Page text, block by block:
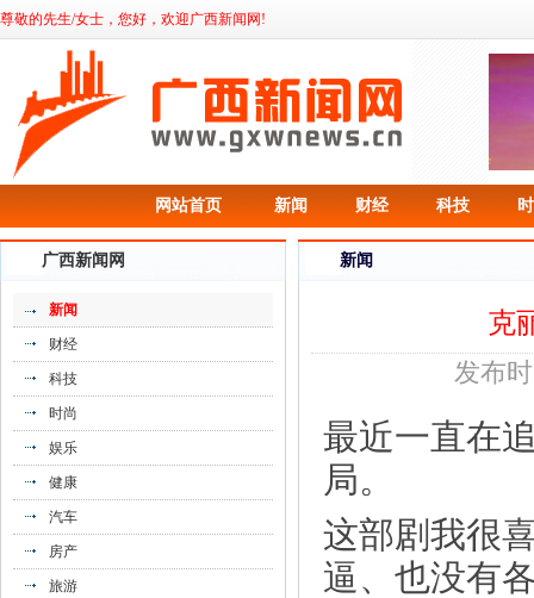
尊敬的先生/女士，您好，欢迎广西新闻网!
网站首页 新闻 财经 科技
广西新闻网
新闻
财经
科技
时尚
娱乐
健康
汽车
房产
旅游
新闻
克
发布
最近一直在
局。
这部剧我很
逼、也没有